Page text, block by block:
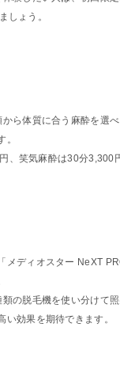
しょう。
ら体質に合う麻酔を選
。
、笑気麻酔は30分3,300
メディオスター NeXT
の脱毛機を使い分けて
効果を期待できます。